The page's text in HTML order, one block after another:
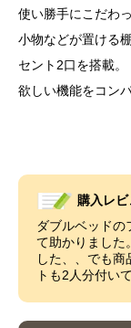
使い勝手にこだわ
小物などが置ける
セント2口を搭載。
欲しい機能をコン
購入レ
ダブルベッド
て助かりました
した、、でも
トも2人分付い